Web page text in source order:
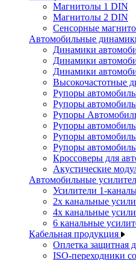
Магнитолы 1 DIN
Магнитолы 2 DIN
Сенсорные
Автомобильные
Динамики
Динамики
Динамики
Высокочастотные
Рупоры
Рупоры
Рупоры
Рупоры
Рупоры
Рупоры
Кроссоверы для
Акустические
Автомобильные
Усилители 1-
2х канальные
4х канальные
6 канальные
Кабельная продукция
Оплетка защитная
ISO-переходники